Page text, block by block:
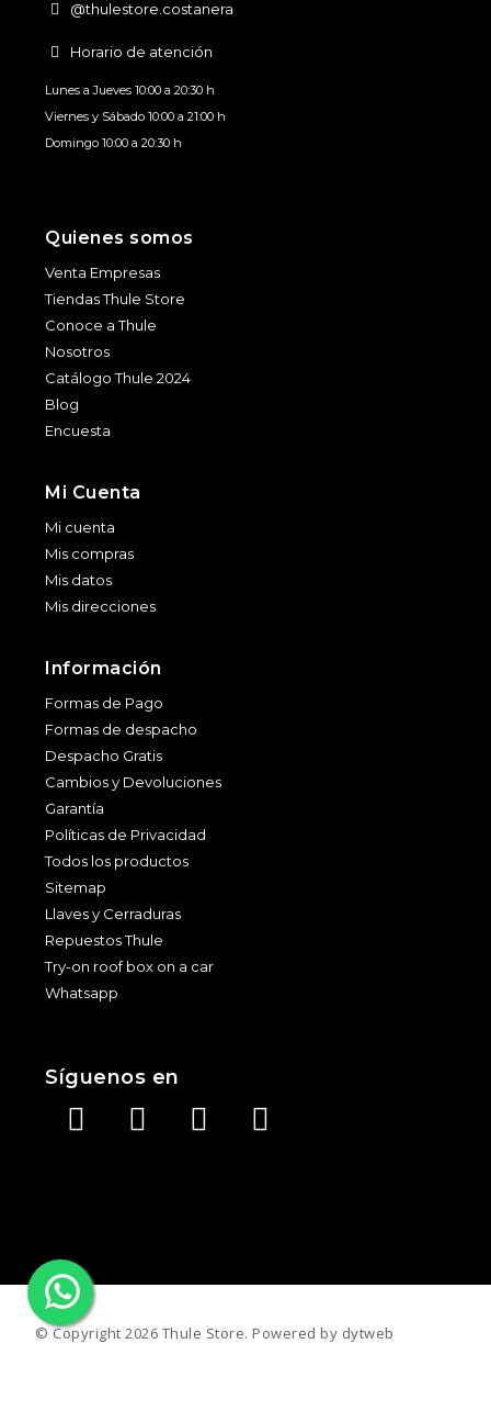
@thulestore.costanera
Horario de atención
Lunes a Jueves 10:00 a 20:30 h
Viernes y Sábado 10:00 a 21:00 h
Domingo 10:00 a 20:30 h
Quienes somos
Venta Empresas
Tiendas Thule Store
Conoce a Thule
Nosotros
Catálogo Thule 2024
Blog
Encuesta
Mi Cuenta
Mi cuenta
Mis compras
Mis datos
Mis direcciones
Información
Formas de Pago
Formas de despacho
Despacho Gratis
Cambios y Devoluciones
Garantía
Políticas de Privacidad
Todos los productos
Sitemap
Llaves y Cerraduras
Repuestos Thule
Try-on roof box on a car
Whatsapp
Síguenos en
©️ Copyright 2026 Thule Store. Powered by dytweb